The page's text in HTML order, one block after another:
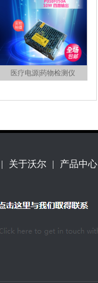
医疗电源|药物检测仪
| 关于沃尔 | 产品中心